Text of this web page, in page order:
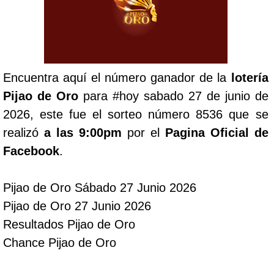
Lotería de Medellín
Lotería del Cauca
Lotería de Boyaca
Extra de Colombia
Antioqueñita Día
Antioqueñita Tarde
Encuentra aquí el número ganador de la
lotería
Pijao de Oropara #hoy sabado 27 de junio de
2026, este fue el sorteo número 8536 que se
realizó a las 9:00pm por el Pagina Oficial de
Facebook.
Pijao de Oro Sábado 27 Junio 2026
Pijao de Oro 27 Junio 2026
Resultados Pijao de Oro
Chance Pijao de Oro